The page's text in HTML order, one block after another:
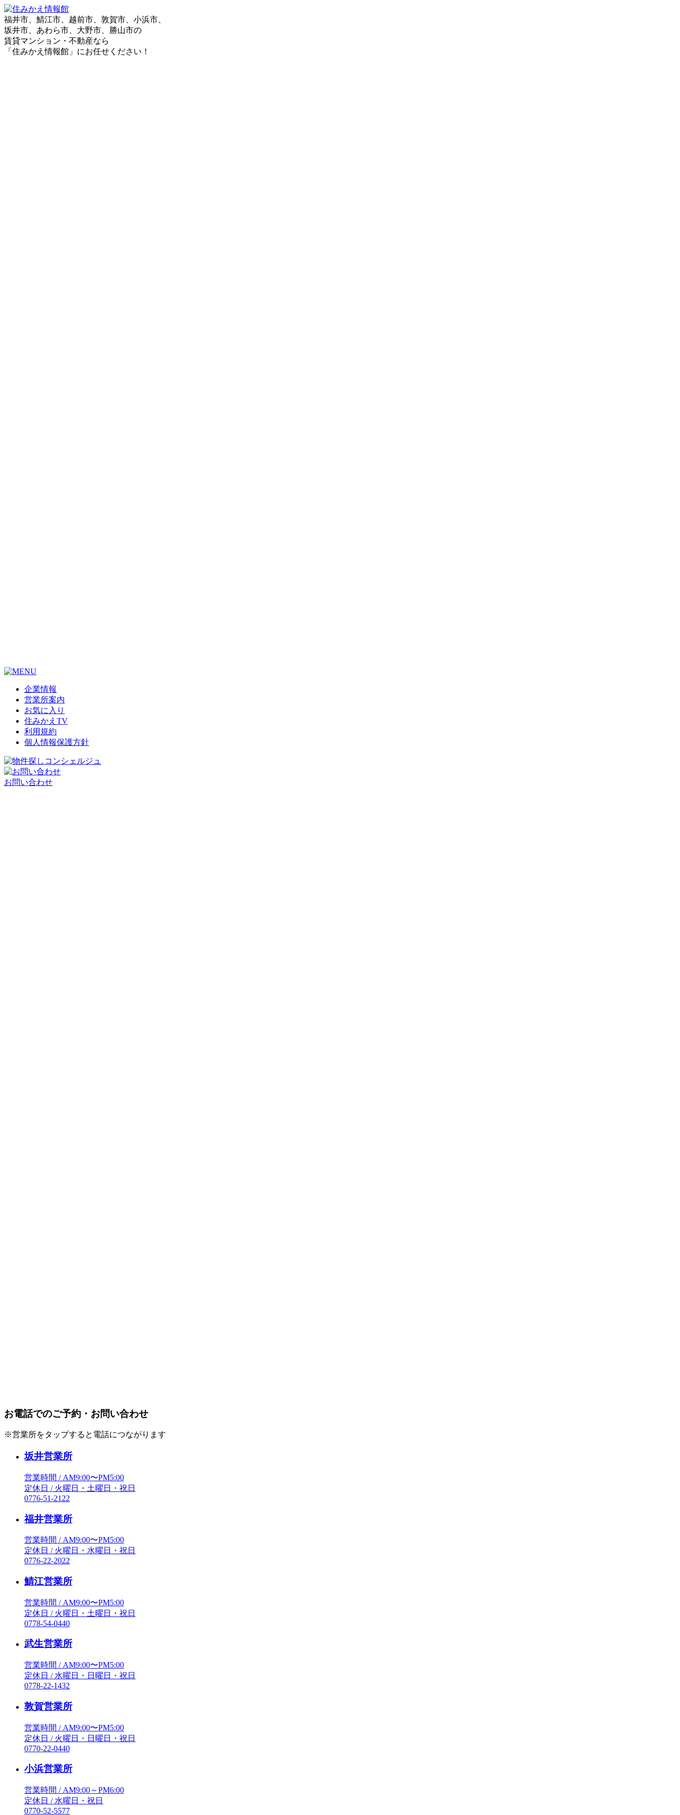
福井市、鯖江市、越前市、敦賀市、小浜市、
坂井市、あわら市、大野市、勝山市の
賃貸マンション・不動産なら
「住みかえ情報館」にお任せください！
企業情報
営業所案内
お気に入り
住みかえTV
利用規約
個人情報保護方針
お問い合わせ
お電話でのご予約・お問い合わせ
※営業所をタップすると電話につながります
坂井営業所
営業時間 / AM9:00〜PM5:00
定休日 / 火曜日・土曜日・祝日
0776-51-2122
福井営業所
営業時間 / AM9:00〜PM5:00
定休日 / 火曜日・水曜日・祝日
0776-22-2022
鯖江営業所
営業時間 / AM9:00〜PM5:00
定休日 / 火曜日・土曜日・祝日
0778-54-0440
武生営業所
営業時間 / AM9:00〜PM5:00
定休日 / 水曜日・日曜日・祝日
0778-22-1432
敦賀営業所
営業時間 / AM9:00〜PM5:00
定休日 / 火曜日・日曜日・祝日
0770-22-0440
小浜営業所
営業時間 / AM9:00～PM6:00
定休日 / 水曜日・祝日
0770-52-5577